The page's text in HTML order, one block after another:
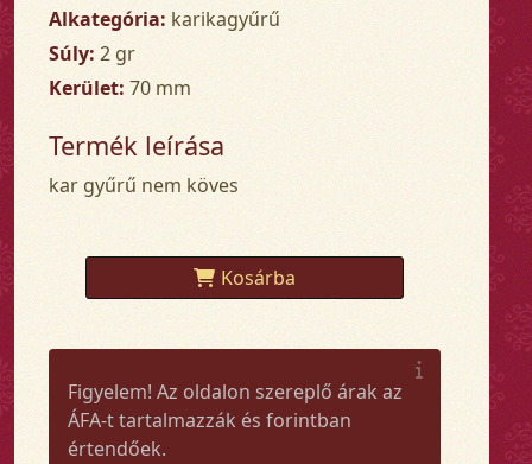
Alkategória: karikagyűrű
Súly: 2 gr
Kerület: 70 mm
Termék leírása
kar gyűrű nem köves
Kosárba
Figyelem! Az oldalon szereplő árak az
ÁFA-t tartalmazzák és forintban
értendőek.